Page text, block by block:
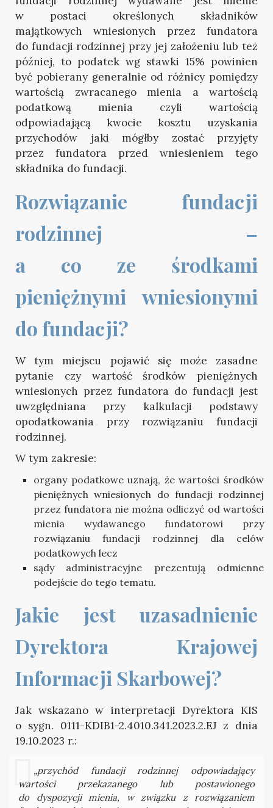
w postaci określonych składników
majątkowych wniesionych przez fundatora
do fundacji rodzinnej przy jej założeniu lub też
później, to podatek wg stawki 15% powinien
być pobierany generalnie od różnicy pomiędzy
wartością zwracanego mienia a wartością
podatkową mienia czyli wartością
odpowiadającą kwocie kosztu uzyskania
przychodów jaki mógłby zostać przyjęty
przez fundatora przed wniesieniem tego
składnika do fundacji.
Rozwiązanie fundacji
rodzinnej –
a co ze środkami
pieniężnymi wniesionymi
do fundacji?
W tym miejscu pojawić się może zasadne
pytanie czy wartość środków pieniężnych
wniesionych przez fundatora do fundacji jest
uwzględniana przy kalkulacji podstawy
opodatkowania przy rozwiązaniu fundacji
rodzinnej.
W tym zakresie:
organy podatkowe uznają, że wartości środków
pieniężnych wniesionych do fundacji rodzinnej
przez fundatora nie można odliczyć od wartości
mienia wydawanego fundatorowi przy
rozwiązaniu fundacji rodzinnej dla celów
podatkowych lecz
sądy administracyjne prezentują odmienne
podejście do tego tematu.
Jakie jest uzasadnienie
Dyrektora Krajowej
Informacji Skarbowej?
Jak wskazano w interpretacji Dyrektora KIS
o sygn. 0111-KDIB1-2.4010.341.2023.2.EJ z dnia
19.10.2023 r.:
„przychód fundacji rodzinnej odpowiadający
wartości przekazanego lub postawionego
do dyspozycji mienia, w związku z rozwiązaniem